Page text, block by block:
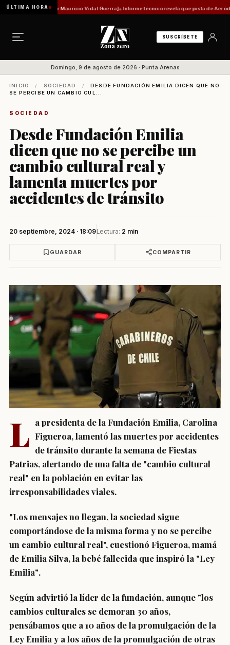
ÚLTIMA HORA
[Por Mauricio Vidal Guerra] Informe técnico revela que pista de Aeródromo
SUSCRÍBETE
Domingo, 9 de agosto de 2026 · Punta Arenas
INICIO / SOCIEDAD /
DESDE FUNDACIÓN EMILIA DICEN QUE NO
SE PERCIBE UN CAMBIO CUL...
SOCIEDAD
Desde Fundación Emilia
dicen que no se percibe un
cambio cultural real y
lamenta muertes por
accidentes de tránsito
20 septiembre, 2024 · 18:09Lectura: 2 min
GUARDAR COMPARTIR
L a presidenta de la Fundación Emilia, Carolina
Figueroa, lamentó las muertes por accidentes
de tránsito durante la semana de Fiestas
Patrias, alertando de una falta de "cambio cultural
real" en la población en evitar las
irresponsabilidades viales.
"Los mensajes no llegan,la sociedad sigue
comportándose de la misma forma y no se percibe
un cambio cultural real", cuestionó Figueroa,mamá
de Emilia Silva,la bebé fallecida que inspiró la "Ley
Emilia".
Según advirtió la líder de la fundación, aunque "los
cambios culturales se demoran 30 años,
pensábamos que a 10 años de la promulgación de la
Ley Emilia y a los años de la promulgación de otras